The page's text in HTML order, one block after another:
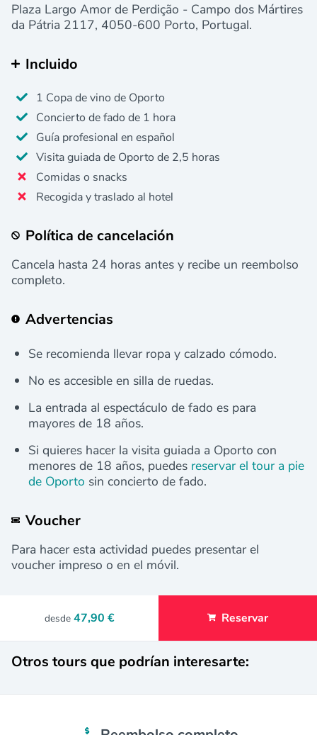
Plaza Largo Amor de Perdição - Campo dos Mártires
da Pátria 2117, 4050-600 Porto, Portugal.
Incluido
1 Copa de vino de Oporto
Concierto de fado de 1 hora
Guía profesional en español
Visita guiada de Oporto de 2,5 horas
Comidas o snacks
Recogida y traslado al hotel
Política de cancelación
Cancela hasta 24 horas antes y recibe un reembolso
completo.
Advertencias
Se recomienda llevar ropa y calzado cómodo.
No es accesible en silla de ruedas.
La entrada al espectáculo de fado es para
mayores de 18 años.
Si quieres hacer la visita guiada a Oporto con
menores de 18 años, puedes reservar el tour a pie
de Oporto sin concierto de fado.
Voucher
Para hacer esta actividad puedes presentar el
voucher impreso o en el móvil.
desde 47,90 € Reservar
Otros tours que podrían interesarte: